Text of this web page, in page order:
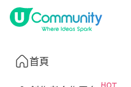
首頁